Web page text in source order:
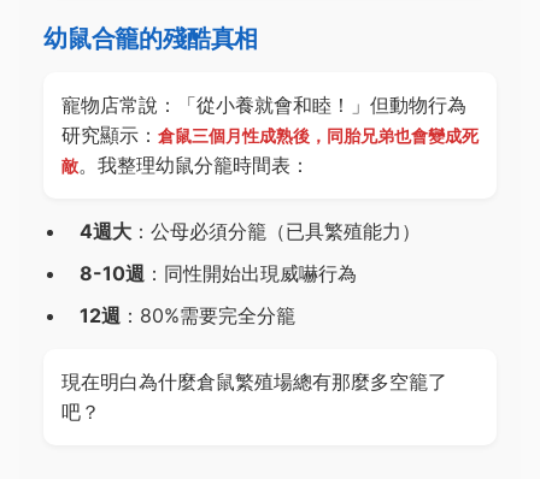
幼鼠合籠的殘酷真相
寵物店常說：「從小養就會和睦！」但動物行為
研究顯示： 倉鼠三個月性成熟後，同胎兄弟也會變成死
敵。我整理幼鼠分籠時間表：
4週大 ：公母必須分籠（已具繁殖能力）
8-10週 ：同性開始出現威嚇行為
12週 ：80%需要完全分籠
現在明白為什麼倉鼠繁殖場總有那麼多空籠了
吧？